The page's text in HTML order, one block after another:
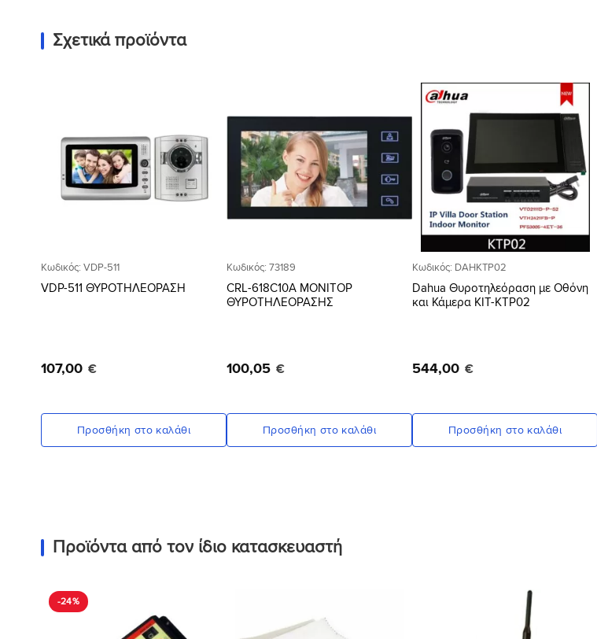
Σχετικά προϊόντα
Κωδικός: VDP-511
VDP-511 ΘΥΡΟΤΗΛΕΟΡΑΣΗ
107,00 €
Προσθήκη στο καλάθι
Κωδικός: 73189
CRL-618C10A ΜΟΝΙΤΟΡ
ΘΥΡΟΤΗΛΕΟΡΑΣΗΣ
100,05 €
Προσθήκη στο καλάθι
Προσθήκη
στη Λίστα
Επιθυμιών
Κωδικός: DAHKTP02
Dahua Θυροτηλεόραση με Οθόνη
και Κάμερα KIT-KTP02
544,00 €
Προσθήκη στο καλάθι
Προϊόντα από τον ίδιο κατασκευαστή
-24%